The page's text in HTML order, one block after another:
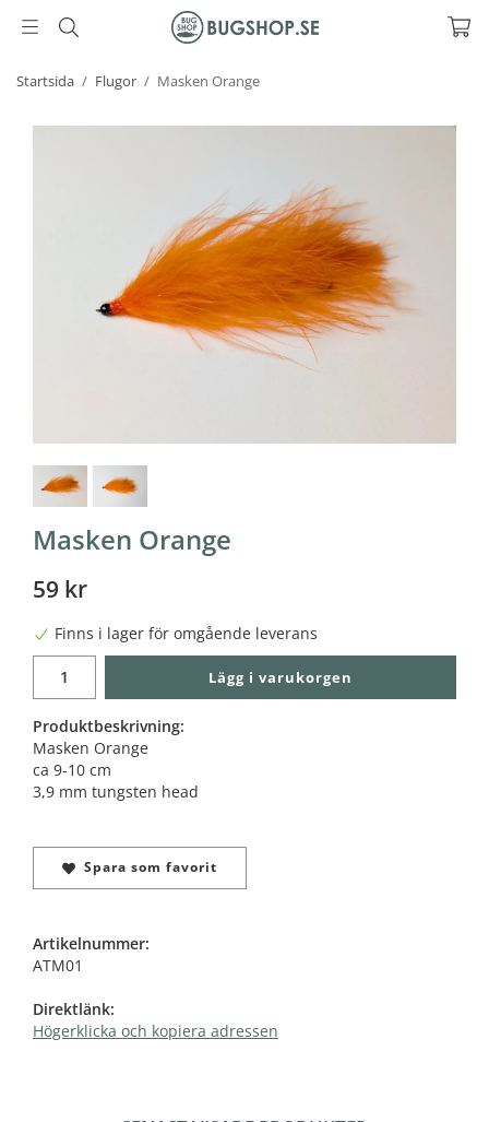
Startsida / Flugor / Masken Orange
Masken Orange
59 kr
Finns i lager för omgående leverans
Lägg i varukorgen
Produktbeskrivning:
Masken Orange
ca 9-10 cm
3,9 mm tungsten head
Spara som favorit
Artikelnummer:
ATM01
Direktlänk:
Högerklicka och kopiera adressen